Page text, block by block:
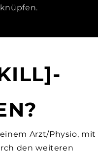
.
Arzt/Physio, mit
den weiteren